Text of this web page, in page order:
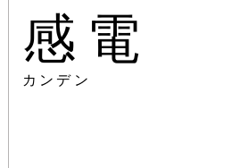
感電
カンデン